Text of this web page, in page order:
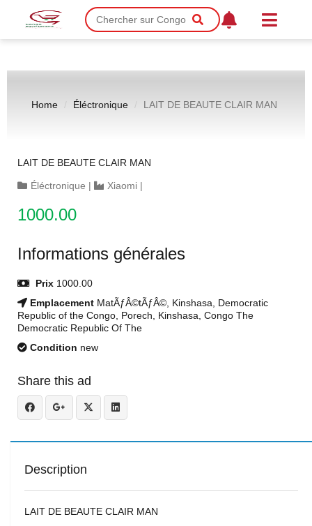
Home Éléctronique LAIT DE BEAUTE CLAIR MAN
LAIT DE BEAUTE CLAIR MAN
Éléctronique | Xiaomi |
1000.00
Informations générales
Prix 1000.00
Emplacement MatÃƒÂ©tÃƒÂ©, Kinshasa, Democratic
Republic of the Congo, Porech, Kinshasa, Congo The
Democratic Republic Of The
Condition new
Share this ad
Description
LAIT DE BEAUTE CLAIR MAN